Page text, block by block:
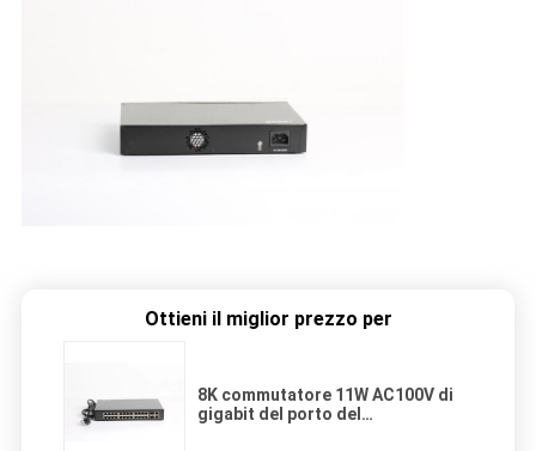
Ottieni il miglior prezzo per
8K commutatore 11W AC100V di
gigabit del porto del